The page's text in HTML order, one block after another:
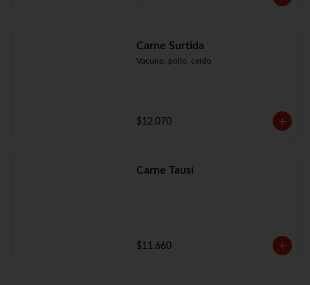
Carne Surtida
Vacuno, pollo, cerdo
$12.070
Carne Tausí
$11.660